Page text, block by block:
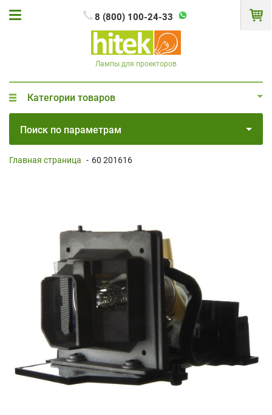
8 (800) 100-24-33
Лампы для проекторов
Категории товаров
Поиск по параметрам
Главная страница - 60 201616